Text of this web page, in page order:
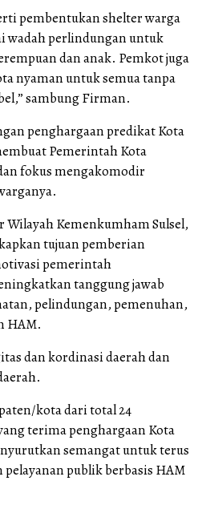
pembentukan shelter warga
wadah perlindungan untuk
dan anak. Pemkot juga
nyaman untuk semua tanpa
sambung Firman.
penghargaan predikat Kota
Pemerintah Kota
fokus mengakomodir
Wilayah Kemenkumham Sulsel,
tujuan pemberian
pemerintah
tanggung jawab
pelindungan, pemenuhan,
HAM.
dan kordinasi daerah dan
kota dari total 24
terima penghargaan Kota
semangat untuk terus
publik berbasis HAM